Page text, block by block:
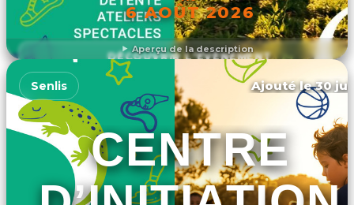
Aperçu de la description
6 AOÛT 2026
DÉCOUVRIR L'ÉVÉNEMENT
Senlis Ajouté le 30
CENTRE